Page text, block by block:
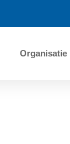
Organisatie